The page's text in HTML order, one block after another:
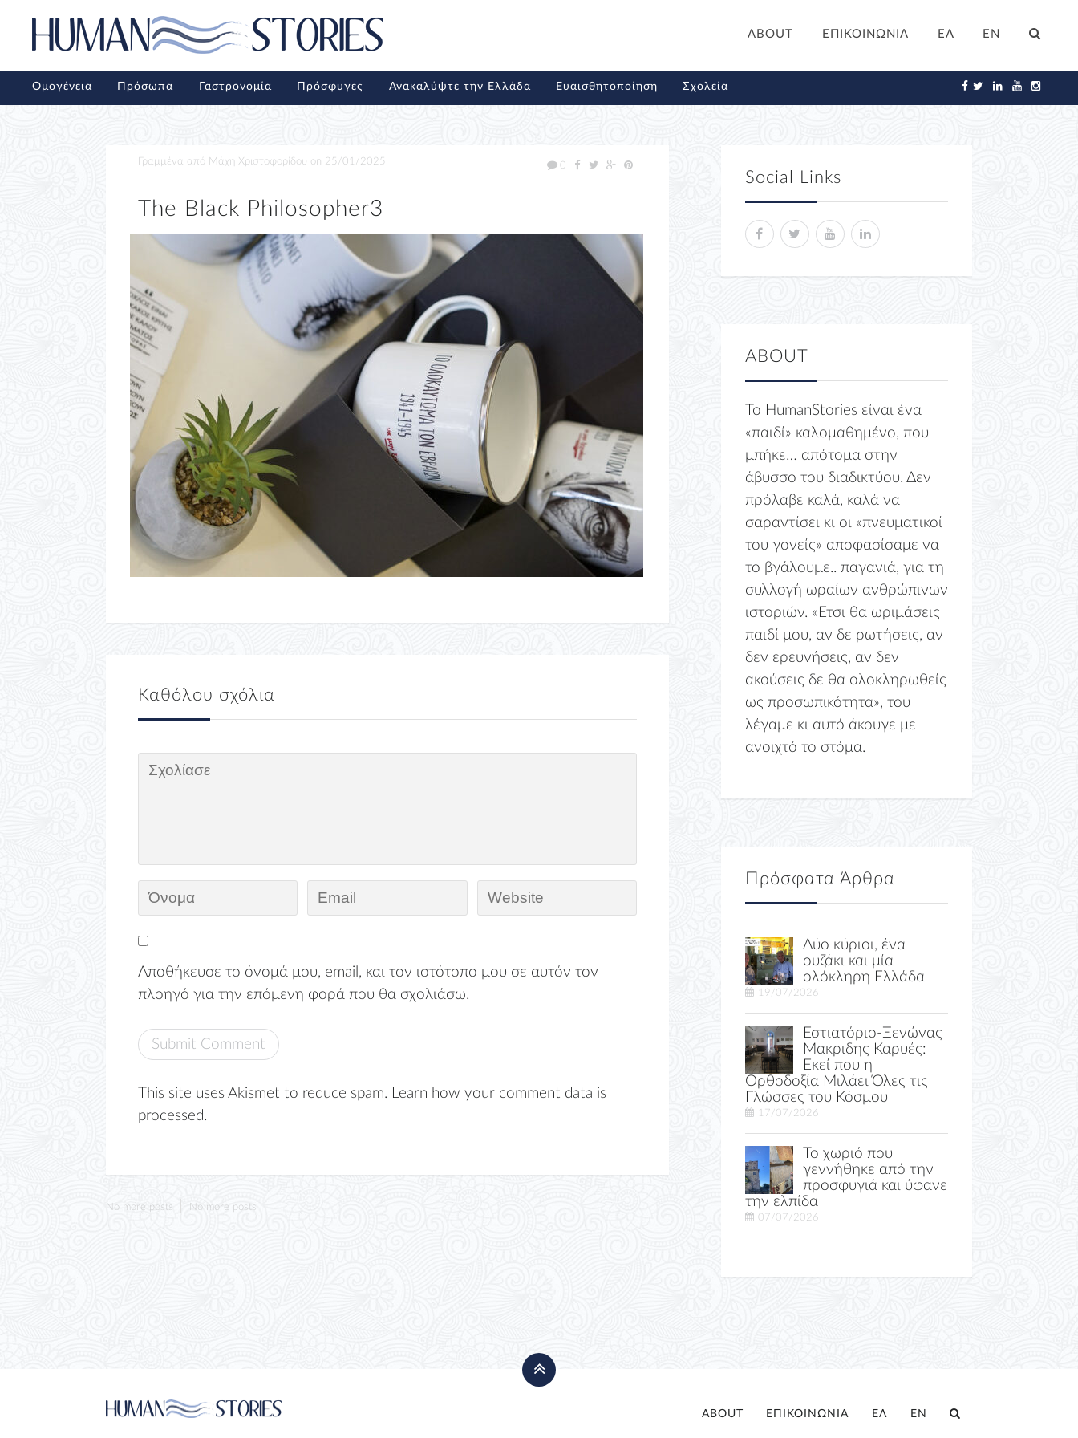
ABOUT ΕΠΙΚΟΙΝΩΝΙΑ ΕΛ EN
Ομογένεια Πρόσωπα Γαστρονομία Πρόσφυγες Ανακαλύψτε την Ελλάδα Ευαισθητοποίηση Σχολεία
Γραμμένα από Μάχη Χριστοφορίδου on 25/01/2025 0
The Black Philosopher3
Καθόλου σχόλια
Αποθήκευσε το όνομά μου, email, και τον ιστότοπο μου σε αυτόν τον
πλοηγό για την επόμενη φορά που θα σχολιάσω.
This site uses Akismet to reduce spam. Learn how your comment data is
processed.
No more posts No more posts
Social Links
ABOUT
Το HumanStories είναι ένα
«παιδί» καλομαθημένο, που
μπήκε… απότομα στην
άβυσσο του διαδικτύου. Δεν
πρόλαβε καλά, καλά να
σαραντίσει κι οι «πνευματικοί
του γονείς» αποφασίσαμε να
το βγάλουμε.. παγανιά, για τη
συλλογή ωραίων ανθρώπινων
ιστοριών. «Ετσι θα ωριμάσεις
παιδί μου, αν δε ρωτήσεις, αν
δεν ερευνήσεις, αν δεν
ακούσεις δε θα ολοκληρωθείς
ως προσωπικότητα», του
λέγαμε κι αυτό άκουγε με
ανοιχτό το στόμα.
Πρόσφατα Άρθρα
Δύο κύριοι, ένα
ουζάκι και μία
ολόκληρη Ελλάδα
19/07/2026
Εστιατόριο-Ξενώνας
Μακριδης Καρυές:
Εκεί που η
Ορθοδοξία Μιλάει Όλες τις
Γλώσσες του Κόσμου
17/07/2026
Το χωριό που
γεννήθηκε από την
προσφυγιά και ύφανε
την ελπίδα
07/07/2026
ABOUT ΕΠΙΚΟΙΝΩΝΙΑ ΕΛ EN